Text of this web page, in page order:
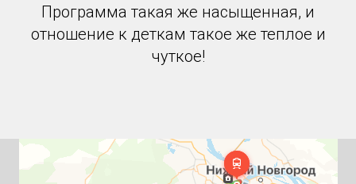
Программа такая же насыщенная, и
отношение к деткам такое же теплое и
чуткое!